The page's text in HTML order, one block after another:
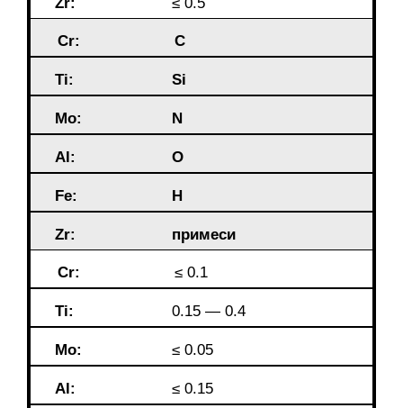
Cr: C
Ti: Si
Mo: N
Al: O
Fe: H
Zr: примеси
Cr: ≤ 0.1
Ti: 0.15 — 0.4
Mo: ≤ 0.05
Al: ≤ 0.15